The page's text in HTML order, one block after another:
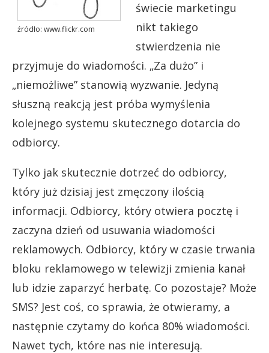
źródło: www.flickr.com
świecie marketingu
nikt takiego
stwierdzenia nie
przyjmuje do wiadomości. „Za dużo” i
„niemożliwe” stanowią wyzwanie. Jedyną
słuszną reakcją jest próba wymyślenia
kolejnego systemu skutecznego dotarcia do
odbiorcy.
Tylko jak skutecznie dotrzeć do odbiorcy,
który już dzisiaj jest zmęczony ilością
informacji. Odbiorcy, który otwiera pocztę i
zaczyna dzień od usuwania wiadomości
reklamowych. Odbiorcy, który w czasie trwania
bloku reklamowego w telewizji zmienia kanał
lub idzie zaparzyć herbatę. Co pozostaje? Może
SMS? Jest coś, co sprawia, że otwieramy, a
następnie czytamy do końca 80% wiadomości.
Nawet tych, które nas nie interesują.